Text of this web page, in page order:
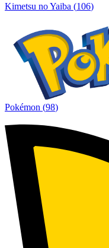
Kimetsu no Yaiba (106)
Pokémon (98)